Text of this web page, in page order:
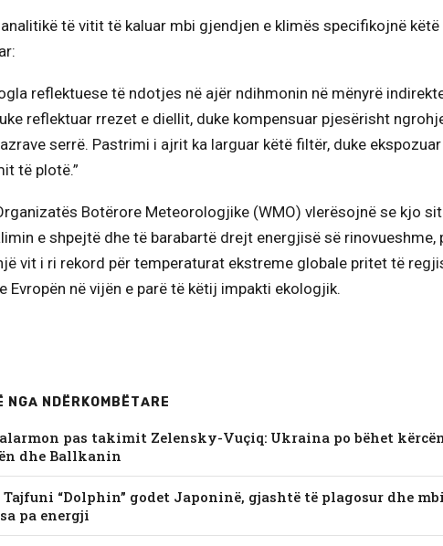
të vitit të kaluar mbi gjendjen e klimës specifikojnë
reflektuese të ndotjes në ajër ndihmonin në mënyrë
reflektuar rrezet e diellit, duke kompensuar pjesërisht
serrë. Pastrimi i ajrit ka larguar këtë filtër, duke
të plotë.”
Botërore Meteorologjike (WMO) vlerësojnë se kjo
e shpejtë dhe të barabartë drejt energjisë së rinovueshme,
vit i ri rekord për temperaturat ekstreme globale pritet të
Evropën në vijën e parë të këtij impakti ekologjik.
NGA NDËRKOMBËTARE
alarmon pas takimit Zelensky-Vuçiq: Ukraina po bëhet
dhe Ballkanin
“Dolphin” godet Japoninë, gjashtë të plagosur dhe
pa energji